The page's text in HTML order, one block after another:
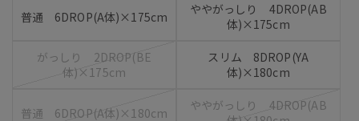
普通 6DROP(A体)×175cm
ややがっしり 4DROP(AB
体)×175cm
がっしり 2DROP(BE
体)×175cm
スリム 8DROP(YA
体)×180cm
普通 6DROP(A体)×180cm
ややがっしり 4DROP(AB